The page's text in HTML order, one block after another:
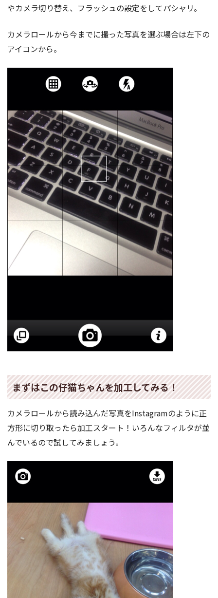
やカメラ切り替え、フラッシュの設定をしてパシャリ。
カメラロールから今までに撮った写真を選ぶ場合は左下の
アイコンから。
まずはこの仔猫ちゃんを加工してみる！
カメラロールから読み込んだ写真をInstagramのように正
方形に切り取ったら加工スタート！いろんなフィルタが並
んでいるので試してみましょう。